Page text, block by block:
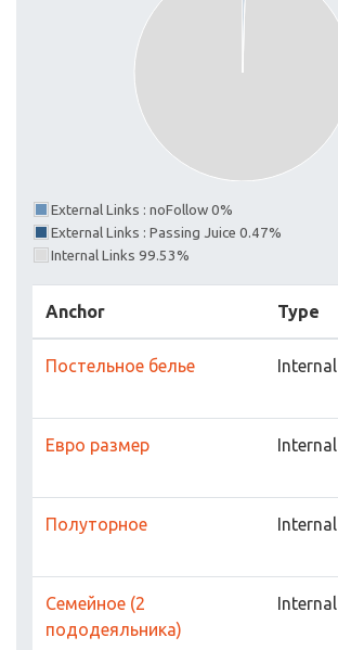
External Links : noFollow 0%
External Links : Passing Juice 0.47%
Internal Links 99.53%
Anchor Type
Постельное белье Internal
Евро размер Internal
Полуторное Internal
Семейное (2
пододеяльника)
Internal